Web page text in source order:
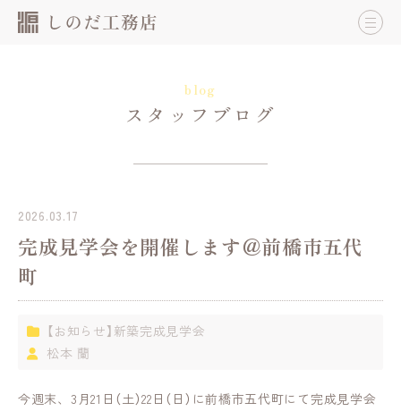
blog
スタッフブログ
2026.03.17
完成見学会を開催します＠前橋市五代
町
【お知らせ】新築完成見学会
松本 蘭
今週末、3月21日（土）22日（日）に前橋市五代町にて完成見学会